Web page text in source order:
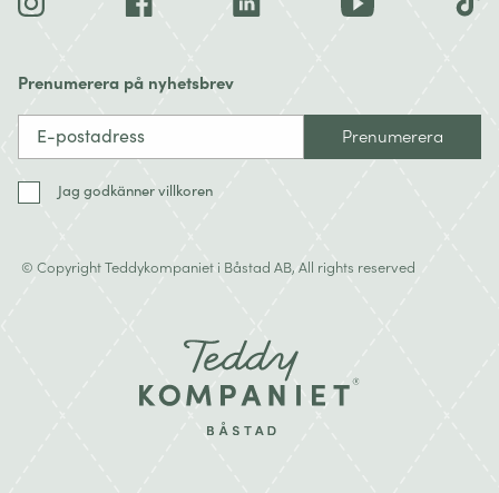
Prenumerera på nyhetsbrev
Prenumerera
Jag godkänner villkoren
© Copyright Teddykompaniet i Båstad AB, All rights reserved